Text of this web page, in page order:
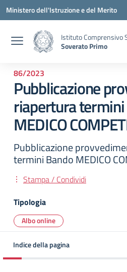
Vai ai contenuti
Vai al menu di navigazione
Vai al footer
Ministero dell'Istruzione e del Merito
Istituto Comprensivo
Soverato Primo
86/2023
Pubblicazione
riapertura
MEDICO
Pubblicazione
termini Bando MEDICO
Stampa / Condividi
Tipologia
Albo online
Indice della pagina